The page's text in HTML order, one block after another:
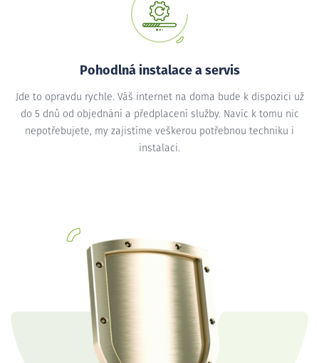
Pohodlná instalace a servis
Jde to opravdu rychle. Váš internet na doma bude k dispozici už
do 5 dnů od objednání a předplacení služby. Navíc k tomu nic
nepotřebujete, my zajistíme veškerou potřebnou techniku i
instalaci.